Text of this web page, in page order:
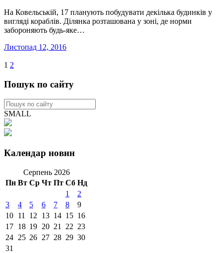
На Ковельській, 17 планують побудувати декілька будинків у
вигляді кораблів. Ділянка розташована у зоні, де норми
забороняють будь-яке…
Листопад 12, 2016
1 2
Пошук по сайту
SMALL
Календар новин
Серпень 2026
Пн Вт Ср Чт Пт Сб Нд
1
2
3
4 5 6 7 8
9
10 11 12 13 14 15 16
17 18 19 20 21 22 23
24 25 26 27 28 29 30
31